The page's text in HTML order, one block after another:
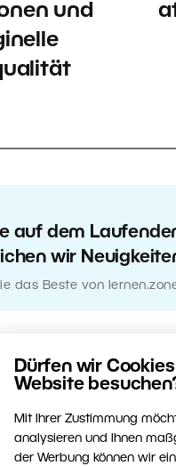
Dürfen wir
Website
Mit Ihrer Zustimmung
analysieren und Ihnen
der Werbung können wir
und
auf dem
wir
das Beste von